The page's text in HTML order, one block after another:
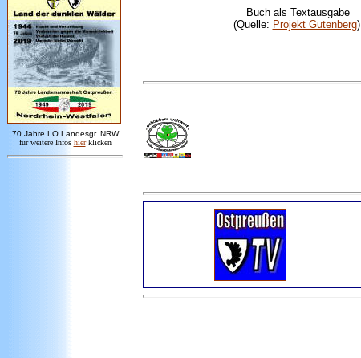
70 Jahre LO Landesgr. NRW
für weitere Infos hier klicken
Buch als Textausgabe
(Quelle: Projekt Gutenberg)